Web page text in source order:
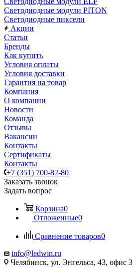
Светодиодные модули PITON
Светодиодные пиксели
Акции
Статьи
Бренды
Как купить
Условия оплаты
Условия доставки
Гарантия на товар
Компания
О компании
Новости
Команда
Отзывы
Вакансии
Контакты
Сертификаты
Контакты
+7 (351) 700-82-80
Заказать звонок
Задать вопрос
Корзина0
Отложенные0
Сравнение товаров0
info@ledwin.ru
Челябинск, ул. Энгельса, 43, офис 3